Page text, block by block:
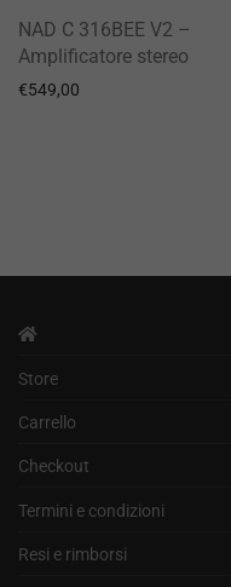
NAD C 316BEE V2 –
Amplificatore stereo
€549,00
Store
Carrello
Checkout
Termini e condizioni
Resi e rimborsi